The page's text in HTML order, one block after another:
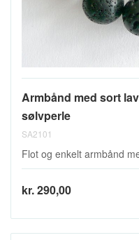
Armbånd med sort
sølvperle
SA2101
Flot og enkelt armbånd
kr. 290,00